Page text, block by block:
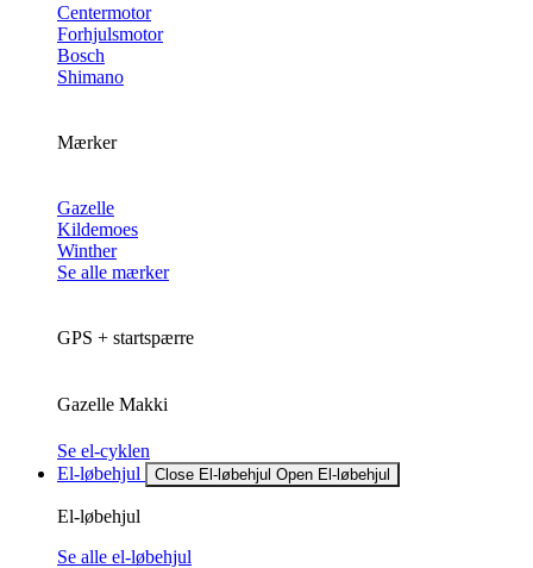
Centermotor
Forhjulsmotor
Bosch
Shimano
Mærker
Gazelle
Kildemoes
Winther
Se alle mærker
GPS + startspærre
Gazelle Makki
Se el-cyklen
El-løbehjul
Close El-løbehjul Open El-løbehjul
El-løbehjul
Se alle el-løbehjul